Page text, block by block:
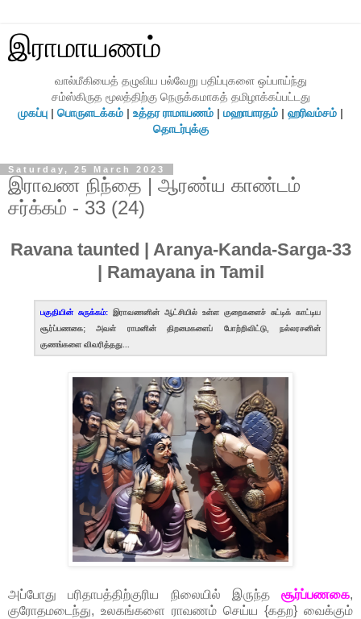
இராமாயணம்
வால்மீகியைத் தழுவிய பல்வேறு பதிப்புகளை ஒப்பாய்ந்து
சம்ஸ்கிருத மூலத்திற்கு நெருக்கமாகத் தமிழாக்கப்பட்டது
முகப்பு | பொருளடக்கம் | உத்தர ராமாயணம் | மஹாபாரதம் | ஹரிவம்சம் |
தொடர்புக்கு
Saturday, 25 March 2023
இராவண நிந்தை | ஆரண்ய காண்டம்
சர்க்கம் - 33 (24)
Ravana taunted | Aranya-Kanda-Sarga-33
| Ramayana in Tamil
பகுதியின் சுருக்கம்: இராவணனின் ஆட்சியில் உள்ள குறைகளைச் சுட்டிக் காட்டிய
சூர்ப்பணகை; அவள் ராமனின் திறமைகளைப் போற்றிவிட்டு, நல்லரசனின்
குணங்களை விவரித்தது...
அப்போது பரிதாபத்திற்குரிய நிலையில் இருந்த சூர்ப்பணகை,
குரோதமடைந்து, உலகங்களை ராவணம் செய்ய {கதற} வைக்கும்